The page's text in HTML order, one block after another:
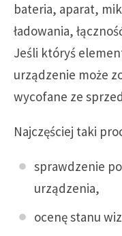
bateria, aparat,
ładowania,
Jeśli któryś
urządzenie może
wycofane ze
Najczęściej taki
sprawdzenie
urządzenia,
ocenę stanu